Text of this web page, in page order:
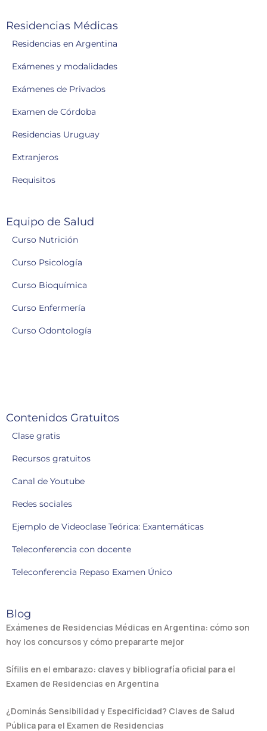
Residencias Médicas
Residencias en Argentina
Exámenes y modalidades
Exámenes de Privados
Examen de Córdoba
Residencias Uruguay
Extranjeros
Requisitos
Equipo de Salud
Curso Nutrición
Curso Psicología
Curso Bioquímica
Curso Enfermería
Curso Odontología
Contenidos Gratuitos
Clase gratis
Recursos gratuitos
Canal de Youtube
Redes sociales
Ejemplo de Videoclase Teórica: Exantemáticas
Teleconferencia con docente
Teleconferencia Repaso Examen Único
Blog
Exámenes de Residencias Médicas en Argentina: cómo son
hoy los concursos y cómo prepararte mejor
Sífilis en el embarazo: claves y bibliografía oficial para el
Examen de Residencias en Argentina
¿Dominás Sensibilidad y Especificidad? Claves de Salud
Pública para el Examen de Residencias